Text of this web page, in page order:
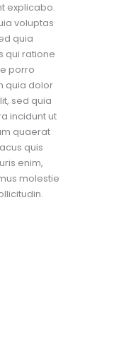
explicabo.
voluptas
quia
qui ratione
porro
quia dolor
sed quia
incidunt ut
quaerat
quis
enim,
molestie